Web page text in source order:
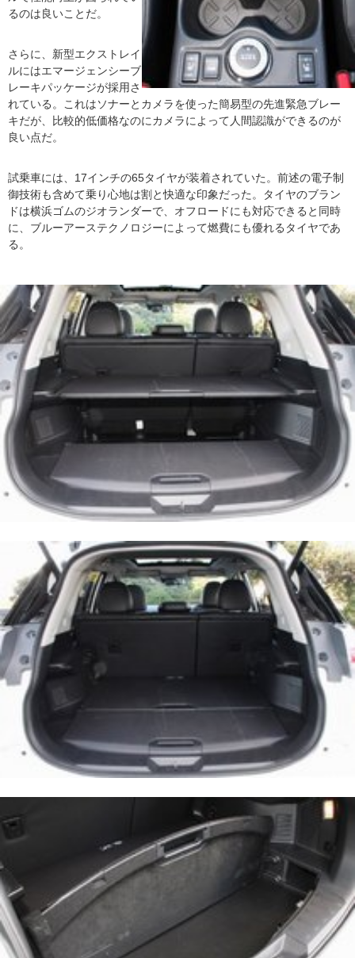
るのは良いことだ。
さらに、新型エクストレイ
ルにはエマージェンシーブ
レーキパッケージが採用さ
れている。これはソナーとカメラを使った簡易型の先進緊急ブレー
キだが、比較的低価格なのにカメラによって人間認識ができるのが
良い点だ。
試乗車には、17インチの65タイヤが装着されていた。前述の電子制
御技術も含めて乗り心地は割と快適な印象だった。タイヤのブラン
ドは横浜ゴムのジオランダーで、オフロードにも対応できると同時
に、ブルーアーステクノロジーによって燃費にも優れるタイヤであ
る。